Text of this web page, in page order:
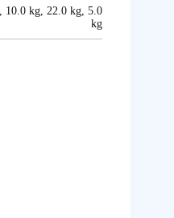
10.0 kg, 22.0 kg, 5.0
kg